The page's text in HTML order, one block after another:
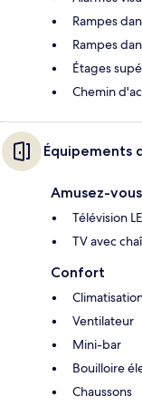
Rampes
Rampes
Étages
Chemin
Équipements
Amusez-vous
Télévision
TV avec
Confort
Ventilateur
Mini-bar
Bouilloire
Chaussons